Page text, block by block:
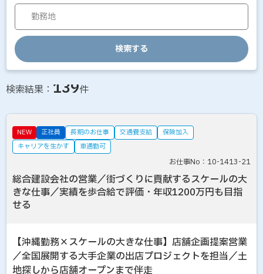
検索する
求人情報の検索結果一覧
検索結果： 139件
NEW 正社員 長期のお仕事 交通費支給
保険加入
キャリアを生かす
車通勤可
お仕事No：10-1413-21
総合建設会社の営業／街づくりに貢献するスケールの大
きな仕事／実績を歩合給で評価・年収1200万円も目指
せる
【沖縄勤務×スケールの大きな仕事】店舗企画提案営業
／全国展開する大手企業の出店プロジェクトを担当／土
地探しから店舗オープンまで伴走